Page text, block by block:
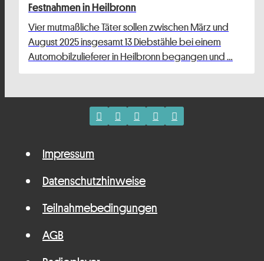
Festnahmen in Heilbronn
Vier mutmaßliche Täter sollen zwischen März und
August 2025 insgesamt 13 Diebstähle bei einem
Automobilzulieferer in Heilbronn begangen und …
Impressum
Datenschutzhinweise
Teilnahmebedingungen
AGB